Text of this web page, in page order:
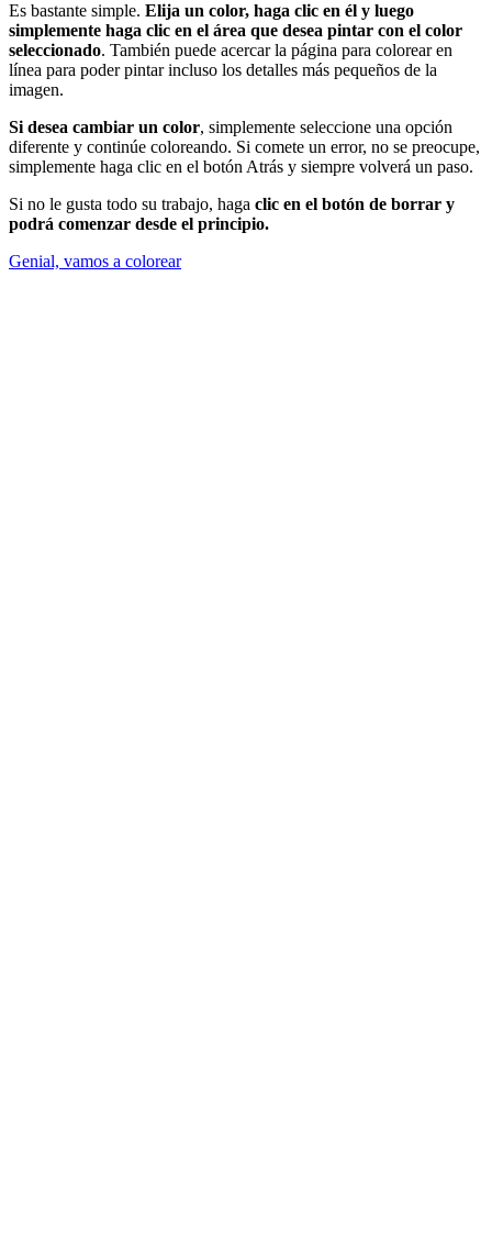
Es bastante simple. Elija un color, haga clic en él y luego
simplemente haga clic en el área que desea pintar con el color
seleccionado. También puede acercar la página para colorear en
línea para poder pintar incluso los detalles más pequeños de la
imagen.
Si desea cambiar un color, simplemente seleccione una opción
diferente y continúe coloreando. Si comete un error, no se preocupe,
simplemente haga clic en el botón Atrás y siempre volverá un paso.
Si no le gusta todo su trabajo, haga clic en el botón de borrar y
podrá comenzar desde el principio.
Genial, vamos a colorear